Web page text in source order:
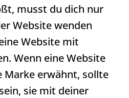
musst du dich nur
Website wenden
Website mit
Wenn eine Website
Marke erwähnt, sollte
sie mit deiner